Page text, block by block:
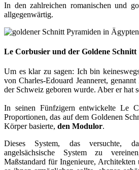
In den zahlreichen romanischen und
allgegenwärtig.
Le Corbusier und der Goldene Schnitt
Um es klar zu sagen: Ich bin
von Charles-Edouard Jeanneret,
der Schweiz geboren wurde. Aber er hat
In seinen Fünfzigern entwickelte Le
Proportionen, das auf dem Goldenen
Körper basierte, den Modulor.
Dieses System, das versuchte,
angelsächsische System zu
Maßstandard für Ingenieure, Architekten